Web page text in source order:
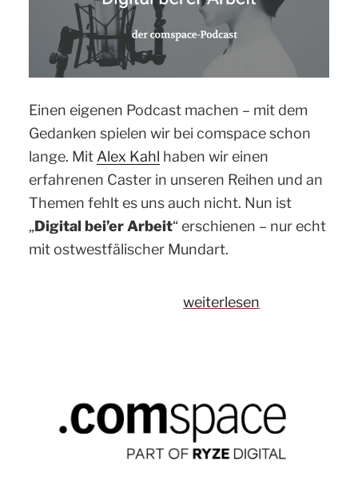
Einen eigenen Podcast machen – mit dem
Gedanken spielen wir bei comspace schon
lange. Mit Alex Kahl haben wir einen
erfahrenen Caster in unseren Reihen und an
Themen fehlt es uns auch nicht. Nun ist
„Digital bei’er Arbeit“ erschienen – nur echt
mit ostwestfälischer Mundart.
„Digital
comspace-
Podcast“
weiterlesen